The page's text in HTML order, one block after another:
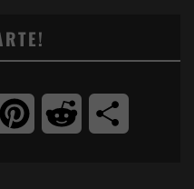
Pinterest Reddit